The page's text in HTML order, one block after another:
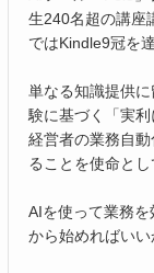
生240名超の講座
ではKindle9冠を
単なる知識提供
験に基づく「実利
経営者の業務自
ることを使命とし
AIを使って業務
から始めればいい